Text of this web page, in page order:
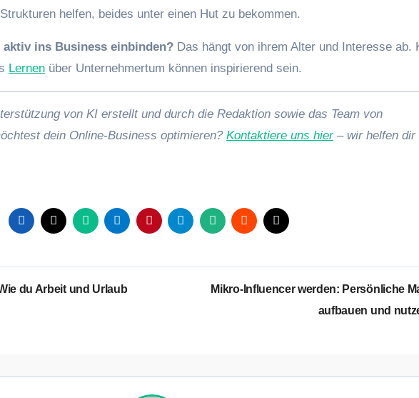
helfen, beides unter einen Hut zu bekommen.
ins Business einbinden? Das hängt von ihrem Alter und Interesse ab.
Lernen über Unternehmertum können inspirierend sein.
von KI erstellt und durch die Redaktion sowie das Team von
dein Online-Business optimieren? Kontaktiere uns hier– wir helfen dir
du Arbeit und Urlaub
Mikro-Influencer werden: Persönliche
aufbauen und